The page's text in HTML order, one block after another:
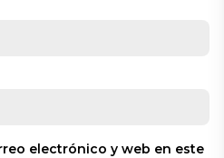
electrónico y web en este